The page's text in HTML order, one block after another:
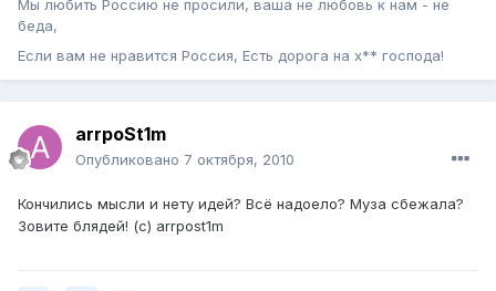
Мы любить Россию не просили, ваша не любовь к нам - не
беда,
Если вам не нравится Россия, Есть дорога на х** господа!
arrpoSt1m
Опубликовано 7 октября, 2010
Кончились мысли и нету идей? Всё надоело? Муза сбежала?
Зовите блядей! (с) arrpost1m